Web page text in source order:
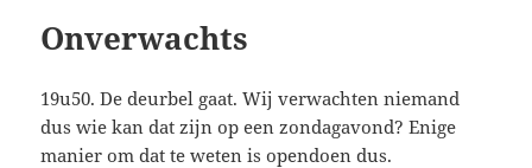
Onverwachts
19u50. De deurbel gaat. Wij verwachten niemand
dus wie kan dat zijn op een zondagavond? Enige
manier om dat te weten is opendoen dus.